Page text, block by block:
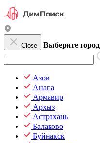
Close Выберите город
Азов
Анапа
Армавир
Архыз
Астрахань
Балаково
Буйнакск